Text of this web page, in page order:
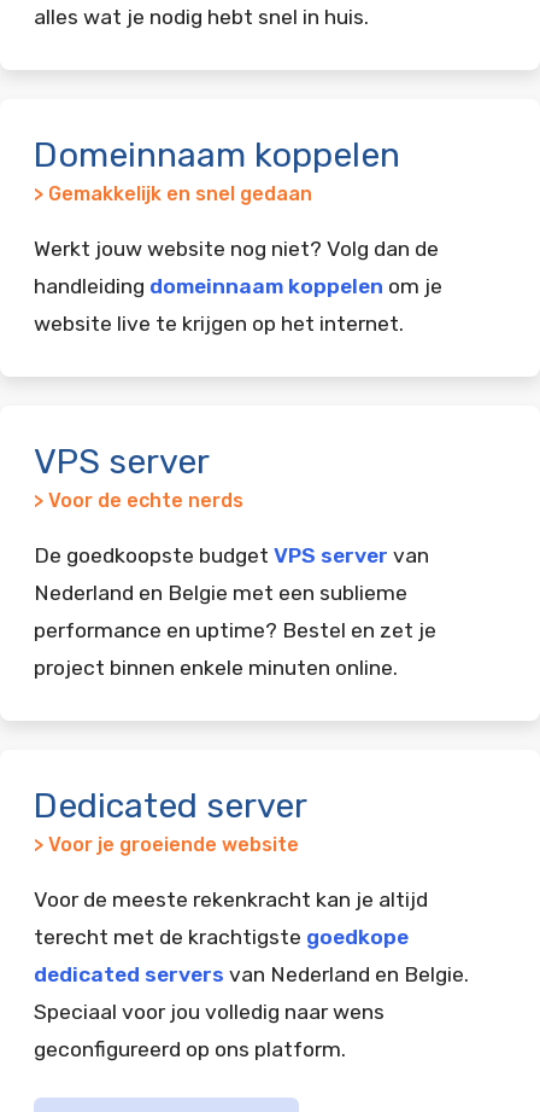
alles wat je nodig hebt snel in huis.
Domeinnaam koppelen
> Gemakkelijk en snel gedaan
Werkt jouw website nog niet? Volg dan de
handleiding domeinnaam koppelen om je
website live te krijgen op het internet.
VPS server
> Voor de echte nerds
De goedkoopste budget VPS server van
Nederland en Belgie met een sublieme
performance en uptime? Bestel en zet je
project binnen enkele minuten online.
Dedicated server
> Voor je groeiende website
Voor de meeste rekenkracht kan je altijd
terecht met de krachtigste goedkope
dedicated servers van Nederland en Belgie.
Speciaal voor jou volledig naar wens
geconfigureerd op ons platform.